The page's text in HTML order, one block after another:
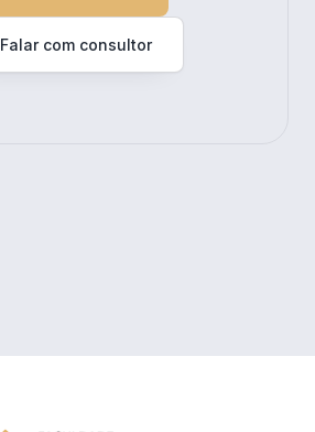
Falar com consultor